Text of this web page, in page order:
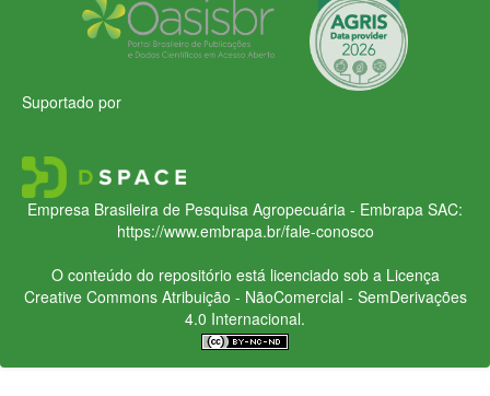
Suportado por
Empresa Brasileira de Pesquisa Agropecuária - Embrapa SAC:
https://www.embrapa.br/fale-conosco
O conteúdo do repositório está licenciado sob a Licença
Creative CommonsAtribuição - NãoComercial - SemDerivações
4.0 Internacional.